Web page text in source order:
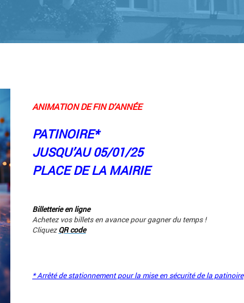
ANIMATION DE FIN D’ANNÉE
PATINOIRE*
JUSQU’AU 05/01/25
PLACE DE LA MAIRIE
Billetterie en ligne
Achetez vos billets en avance pour gagner du temps !
Cliquez QR code
* Arrêté de stationnement pour la mise en sécurité de la patinoire